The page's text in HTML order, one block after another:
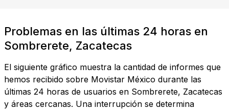
Problemas en las últimas 24 horas en
Sombrerete, Zacatecas
El siguiente gráfico muestra la cantidad de informes que
hemos recibido sobre Movistar México durante las
últimas 24 horas de usuarios en Sombrerete, Zacatecas
y áreas cercanas. Una interrupción se determina